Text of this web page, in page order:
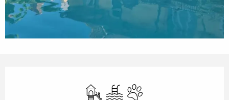
Jeux pour enfants / Espace jeux
PiscineAnimaux acceptés